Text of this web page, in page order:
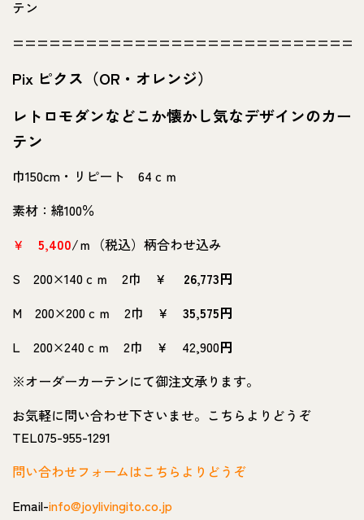
テン
Pix ピクス（OR・オレンジ）
レトロモダンなどこか懐かし気なデザインのカー
テン
巾150cm・リピート 64ｃｍ
素材：綿100％
￥ 5,400/ｍ（税込）柄合わせ込み
S 200×140ｃｍ 2巾 ￥
26,773円
M 200×200ｃｍ 2巾 ￥ 35,575円
L 200×240ｃｍ 2巾 ￥ 42,900円
※オーダーカーテンにて御注文承ります。
お気軽に問い合わせ下さいませ。こちらよりどうぞ
TEL075-955-1291
問い合わせフォームはこちらよりどうぞ
Email-info@joylivingito.co.jp